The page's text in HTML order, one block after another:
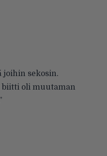
joihin sekosin.
oli muutaman